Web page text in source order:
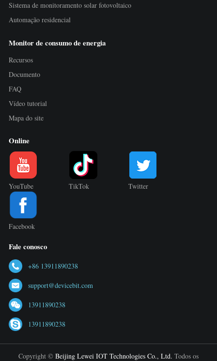
Sistema de monitoramento solar fotovoltaico
Automação residencial
Monitor de consumo de energia
Recursos
Documento
FAQ
Vídeo tutorial
Mapa do site
Online
YouTube TikTok Twitter
Facebook
Fale conosco
+86 13911890238
support@devicebit.com
13911890238
13911890238
Copyright © Beijing Lewei IOT Technologies Co., Ltd. Todos os